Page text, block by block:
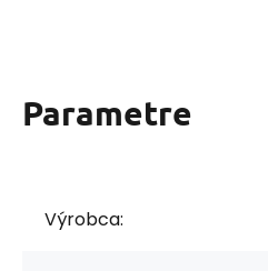
Parametre
Výrobca: